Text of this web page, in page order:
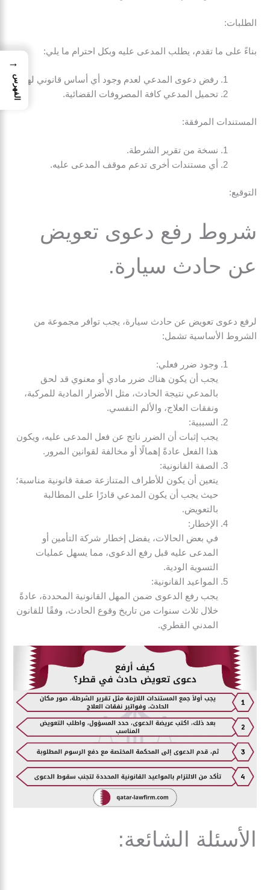
الطلبات:
بناءً على ما تقدم، يطلب المدعى عليه وبكل احترام ما يلي:
رفض دعوى المدعي لعدم وجود أي أساس قانوني لها.
تحميل المدعي كافة المصروفات القضائية.
المستندات المرفقة:
نسخة من تقرير الشرطة.
أي مستندات أخرى تدعم موقف المدعى عليه.
التوقيع:
شروط رفع دعوى تعويض
عن حادث سيارة.
لرفع دعوى تعويض عن حادث سيارة، يجب توافر مجموعة من
الشروط الأساسية تشمل:
وجود ضرر فعلي:
يجب أن يكون هناك ضرر مادي أو معنوي قد لحق
بالمدعي نتيجة الحادث، مثل الأضرار المادية للمركبة،
ونفقات العلاج، والألم النفسي.
السببية:
يجب إثبات أن الضرر ناتج عن فعل المدعى عليه، ويكون
هذا الفعل عادةً إهمالًا أو مخالفة لقوانين المرور.
الصفة القانونية:
يتعين أن يكون للأطراف المتنازعة صفة قانونية مناسبة؛
حيث يجب أن يكون المدعي قادرًا على المطالبة
بالتعويض.
الإخطار:
في بعض الحالات، يفضل إخطار شركة التأمين أو
المدعى عليه قبل رفع الدعوى، مما يسهل عمليات
التسوية الودية.
المواعيد القانونية:
يجب رفع الدعوى ضمن المهل القانونية المحددة، عادةً
خلال ثلاث سنوات من تاريخ وقوع الحادث، وفقًا للقانون
المدني القطري.
الأسئلة الشائعة:
→
الفهرس